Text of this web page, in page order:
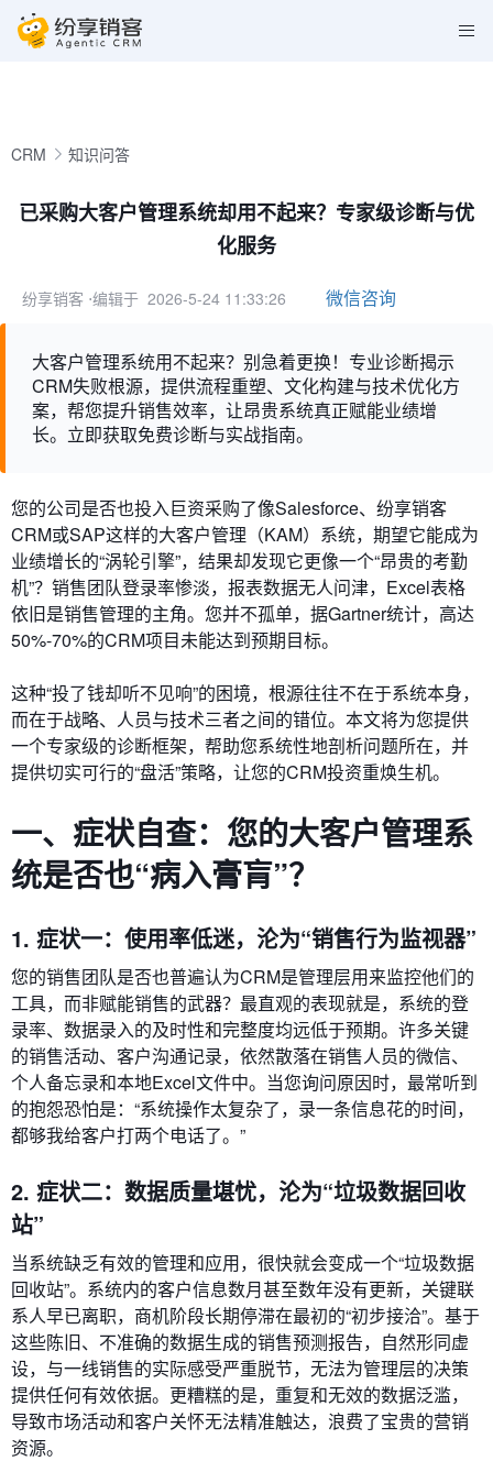
CRM 知识问答
已采购大客户管理系统却用不起来？专家级诊断与优
化服务
纷享销客 ⋅编辑于 2026-5-24 11:33:26 微信咨询
大客户管理系统用不起来？别急着更换！专业诊断揭示
CRM失败根源，提供流程重塑、文化构建与技术优化方
案，帮您提升销售效率，让昂贵系统真正赋能业绩增
长。立即获取免费诊断与实战指南。
您的公司是否也投入巨资采购了像Salesforce、纷享销客
CRM或SAP这样的大客户管理（KAM）系统，期望它能成为
业绩增长的“涡轮引擎”，结果却发现它更像一个“昂贵的考勤
机”？销售团队登录率惨淡，报表数据无人问津，Excel表格
依旧是销售管理的主角。您并不孤单，据Gartner统计，高达
50%-70%的CRM项目未能达到预期目标。
这种“投了钱却听不见响”的困境，根源往往不在于系统本身，
而在于战略、人员与技术三者之间的错位。本文将为您提供
一个专家级的诊断框架，帮助您系统性地剖析问题所在，并
提供切实可行的“盘活”策略，让您的CRM投资重焕生机。
一、症状自查：您的大客户管理系
统是否也“病入膏肓”？
1. 症状一：使用率低迷，沦为“销售行为监视器”
您的销售团队是否也普遍认为CRM是管理层用来监控他们的
工具，而非赋能销售的武器？最直观的表现就是，系统的登
录率、数据录入的及时性和完整度均远低于预期。许多关键
的销售活动、客户沟通记录，依然散落在销售人员的微信、
个人备忘录和本地Excel文件中。当您询问原因时，最常听到
的抱怨恐怕是：“系统操作太复杂了，录一条信息花的时间，
都够我给客户打两个电话了。”
2. 症状二：数据质量堪忧，沦为“垃圾数据回收
站”
当系统缺乏有效的管理和应用，很快就会变成一个“垃圾数据
回收站”。系统内的客户信息数月甚至数年没有更新，关键联
系人早已离职，商机阶段长期停滞在最初的“初步接洽”。基于
这些陈旧、不准确的数据生成的销售预测报告，自然形同虚
设，与一线销售的实际感受严重脱节，无法为管理层的决策
提供任何有效依据。更糟糕的是，重复和无效的数据泛滥，
导致市场活动和客户关怀无法精准触达，浪费了宝贵的营销
资源。